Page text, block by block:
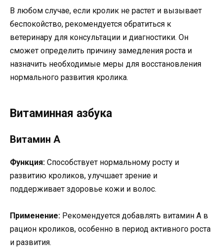
В любом случае, если кролик не растет и вызывает
беспокойство, рекомендуется обратиться к
ветеринару для консультации и диагностики. Он
сможет определить причину замедления роста и
назначить необходимые меры для восстановления
нормального развития кролика.
Витаминная азбука
Витамин А
Функция: Способствует нормальному росту и
развитию кроликов, улучшает зрение и
поддерживает здоровье кожи и волос.
Применение: Рекомендуется добавлять витамин А в
рацион кроликов, особенно в период активного роста
и развития.